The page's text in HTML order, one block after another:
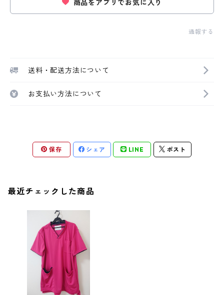
商品をアプリでお気に入り
通報する
送料・配送方法について
お支払い方法について
保存 シェア LINE ポスト
最近チェックした商品